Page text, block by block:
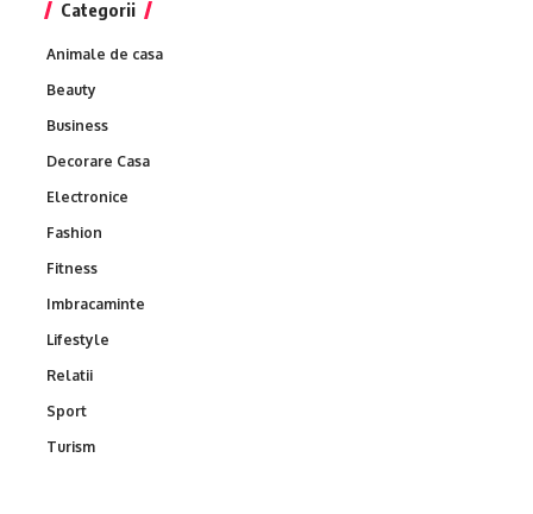
Categorii
Animale de casa
Beauty
Business
Decorare Casa
Electronice
Fashion
Fitness
Imbracaminte
Lifestyle
Relatii
Sport
Turism